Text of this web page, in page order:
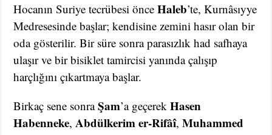
Hocanın Suriye tecrübesi önceHaleb’te, Kurnâsıyye
Medresesinde başlar; kendisine zemini hasır olan bir
oda gösterilir. Bir süre sonra parasızlık had safhaya
ulaşır ve bir bisiklet tamircisi yanında çalışıp
harçlığını çıkartmaya başlar.
Birkaç sene sonraŞam’a geçerekHasen
Habenneke,Abdülkerim er-Rifâî,Muhammed